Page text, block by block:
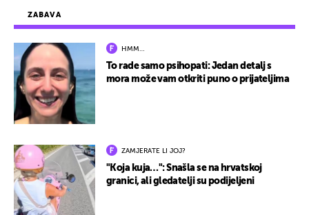
ZABAVA
HMM…
To rade samo psihopati: Jedan detalj s
mora može vam otkriti puno o prijateljima
ZAMJERATE LI JOJ?
"Koja kuja…": Snašla se na hrvatskoj
granici, ali gledatelji su podijeljeni